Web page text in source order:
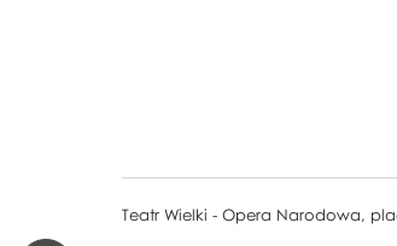
Teatr Wielki - Opera Narodowa,